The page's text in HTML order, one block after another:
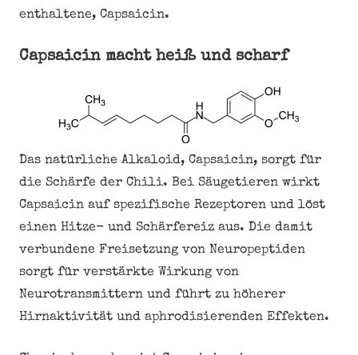
enthaltene, Capsaicin.
Capsaicin macht heiß und scharf
Das natürliche Alkaloid, Capsaicin, sorgt für
die Schärfe der Chili. Bei Säugetieren wirkt
Capsaicin auf spezifische Rezeptoren und löst
einen Hitze- und Schärfereiz aus. Die damit
verbundene Freisetzung von Neuropeptiden
sorgt für verstärkte Wirkung von
Neurotransmittern und führt zu höherer
Hirnaktivität und aphrodisierenden Effekten.